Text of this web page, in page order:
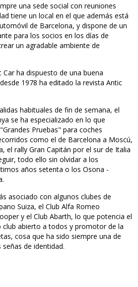
una sede social con reuniones
tiene un local en el que además está
de Barcelona, y dispone de un
para los socios en los días de
un agradable ambiente de
Car ha dispuesto de una buena
1978 ha editado la revista Antic
habituales de fin de semana, el
se ha especializado en lo que
Pruebas" para coches
como el de Barcelona a Moscú,
el rally Gran Capitán por el sur de Italia
todo ello sin olvidar a los
años setenta o los Osona -
asociado con algunos clubes de
Suiza, el Club Alfa Romeo
y el Club Abarth, lo que potencia el
club abierto a todos y promotor de la
cosa que ha sido siempre una de
de identidad.